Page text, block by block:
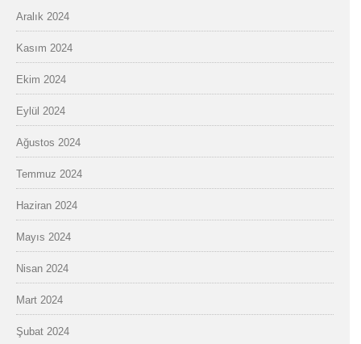
Aralık 2024
Kasım 2024
Ekim 2024
Eylül 2024
Ağustos 2024
Temmuz 2024
Haziran 2024
Mayıs 2024
Nisan 2024
Mart 2024
Şubat 2024